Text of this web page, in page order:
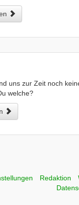
uns zur Zeit noch
welche?
Redaktion